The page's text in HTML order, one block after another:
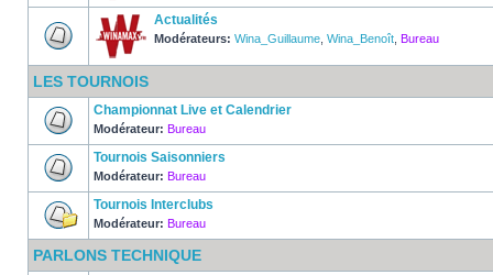
Actualités
Modérateurs: Wina_Guillaume Wina_Benoît Bureau
LES TOURNOIS
Championnat Live et Calendrier
Modérateur: Bureau
Tournois Saisonniers
Modérateur: Bureau
Tournois Interclubs
Modérateur: Bureau
PARLONS TECHNIQUE